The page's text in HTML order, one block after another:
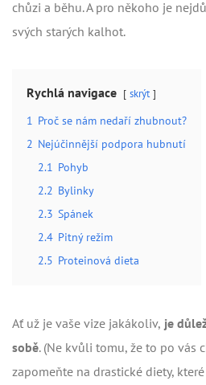
chůzi a běhu. A pro někoho je
svých starých kalhot.
Rychlá navigace skrýt
1 Proč se nám nedaří zhubnout?
2 Nejúčinnější podpora hubnutí
2.1 Pohyb
2.2 Bylinky
2.3 Spánek
2.4 Pitný režim
2.5 Proteinová dieta
Ať už je vaše vize jakákoliv, je
sobě. (Ne kvůli tomu, že to po vás
zapomeňte na drastické diety,